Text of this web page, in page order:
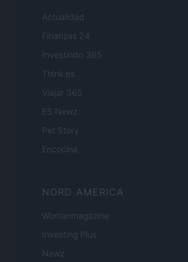
Actualidad
Finanzas 24
Investindo 365
Think.es
Viajar 365
ES Newz
Pet Story
Encocina
NORD AMERICA
Womanmagazine
Investing Plus
Newz